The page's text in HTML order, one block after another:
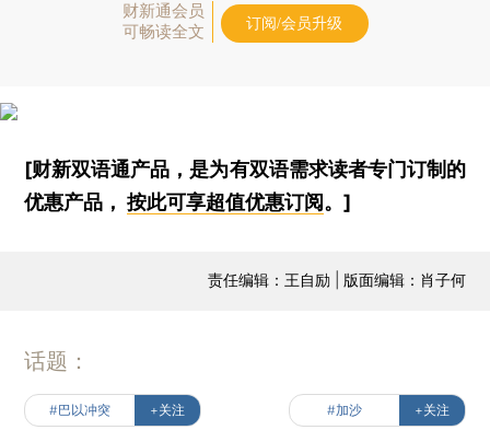
财新通会员
可畅读全文
订阅/会员升级
[财新双语通产品，是为有双语需求读者专门订制的
优惠产品，按此可享超值优惠订阅 。]
责任编辑：王自励 | 版面编辑：肖子何
话题：
#巴以冲突 +关注 #加沙 +关注